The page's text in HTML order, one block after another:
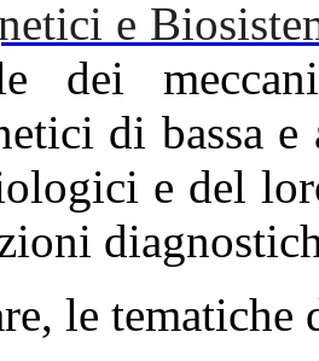
e
dei
di bassa
e del
le tematiche